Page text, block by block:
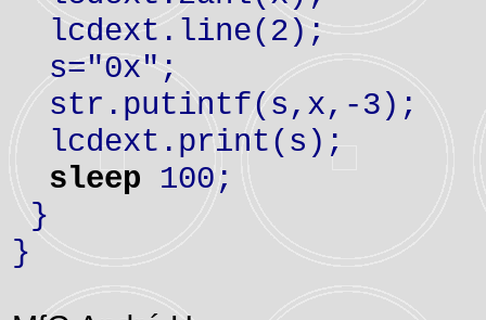
lcdext.line(2);
s="0x";
str.putintf(s,x,-3);
lcdext.print(s);
sleep 100;
}
}